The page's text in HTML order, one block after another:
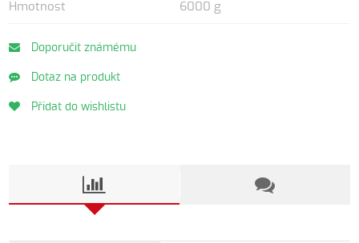
Hmotnost 6000 g
Doporučit známému
Dotaz na produkt
Přidat do wishlistu